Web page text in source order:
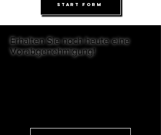
START FORM
Erhalten Sie noch heute eine
Vorabgenehmigung!